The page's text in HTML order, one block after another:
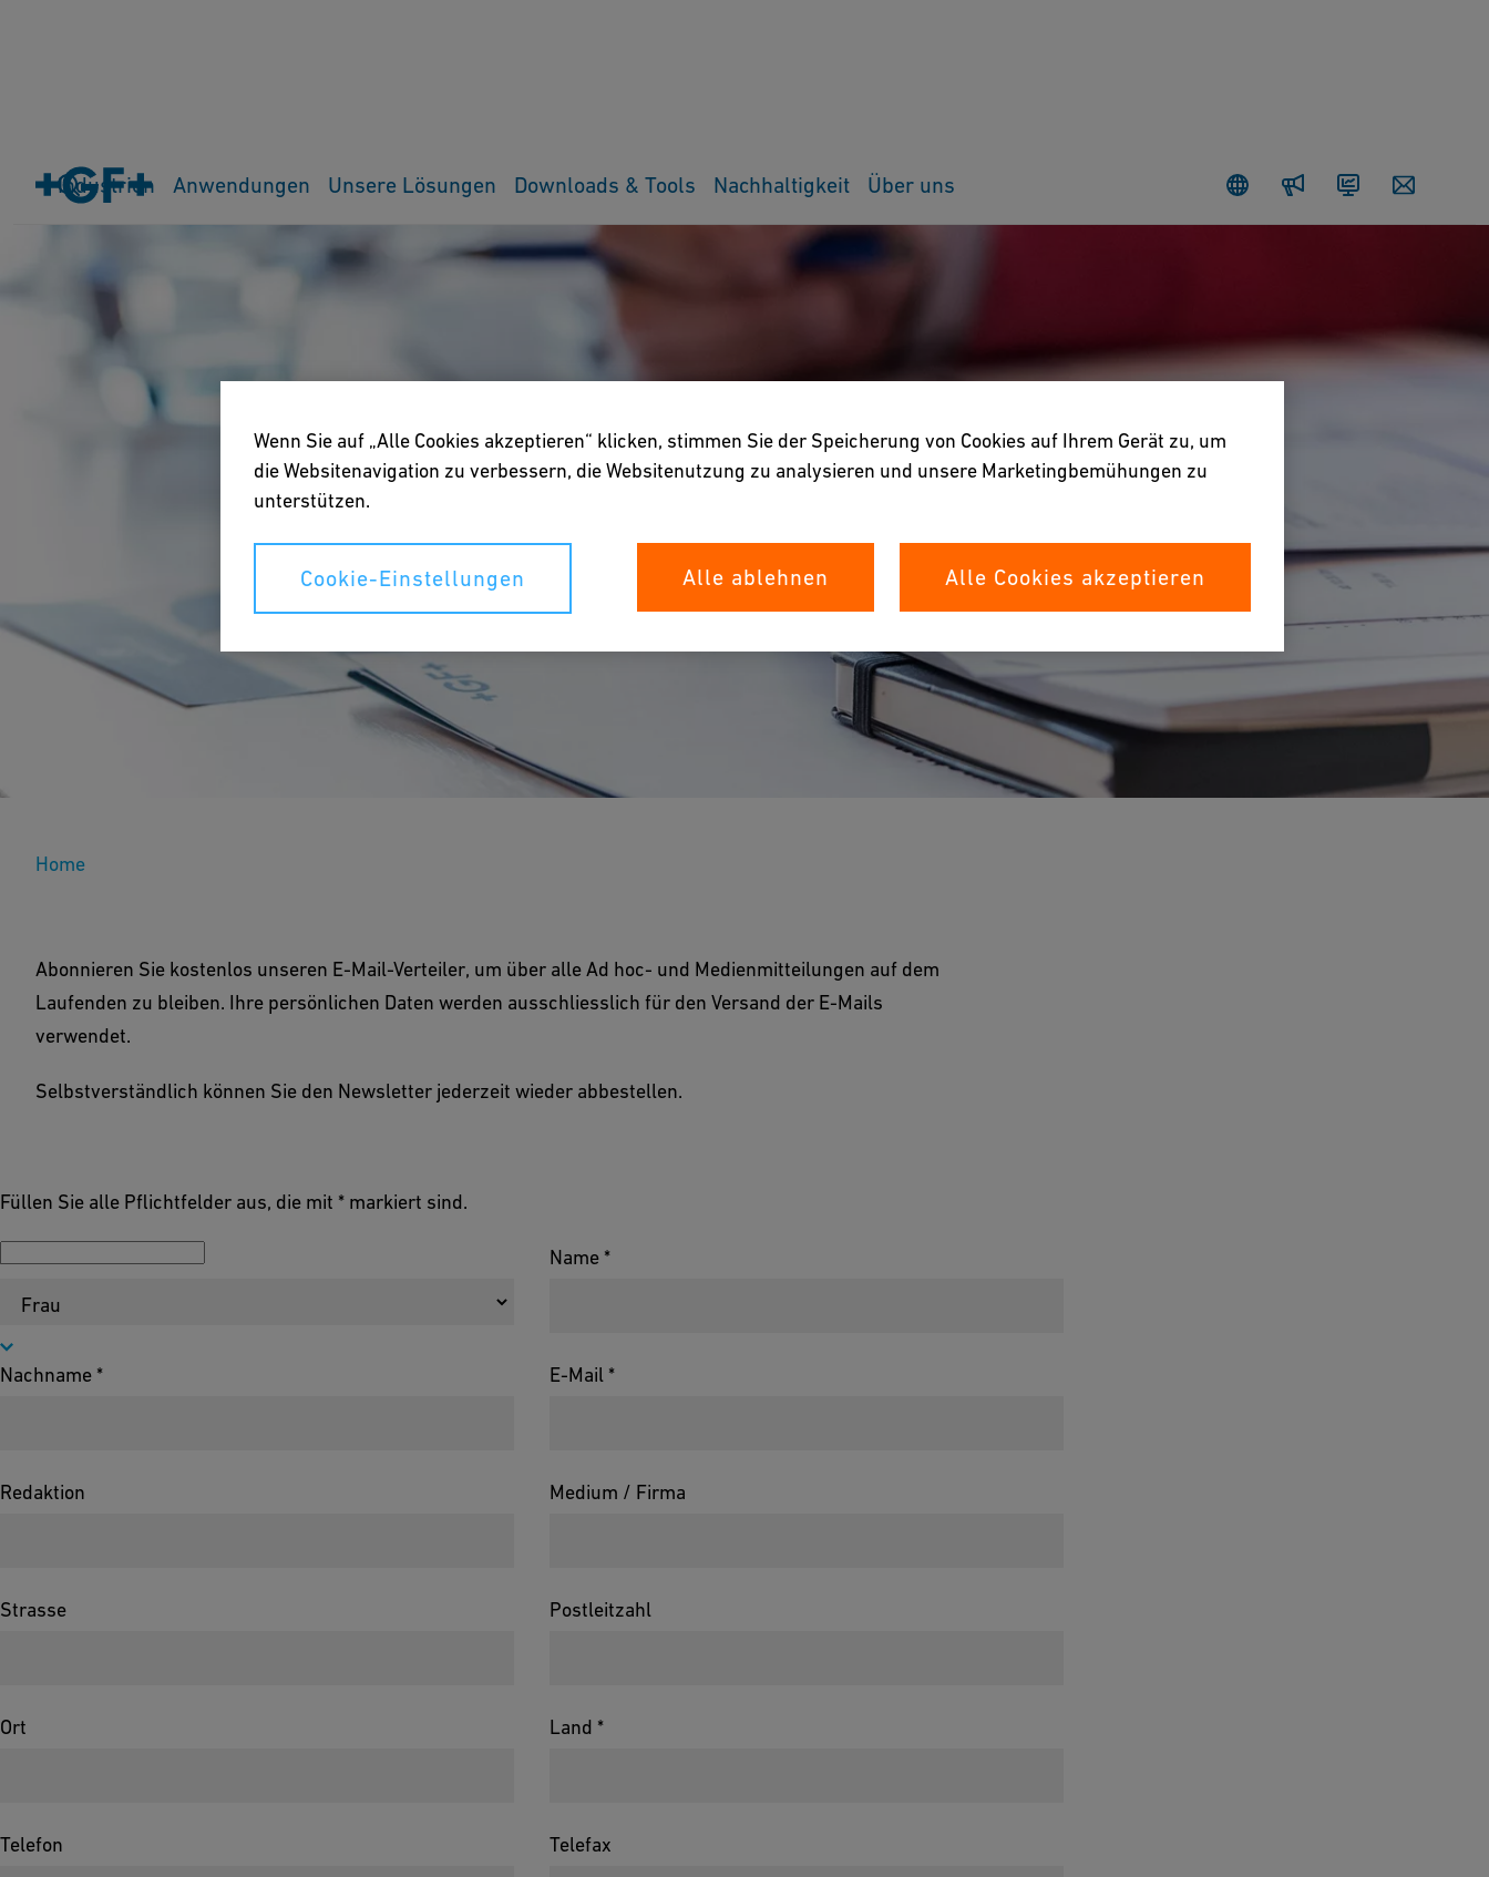
NewsroomInvestoren
Industrien Anwendungen Unsere Lösungen Downloads & Tools Nachhaltigkeit Über uns
Aboservice für Ad hoc- und
Abonnieren Sie kostenlos unseren E-Mail-Verteiler, um über alle Ad hoc- und Medienmitteilungen
auf dem Laufenden zu bleiben.
Home
Abonnieren Sie kostenlos unseren E-Mail-Verteiler, um über alle Ad hoc- und Medienmitteilungen auf dem
Laufenden zu bleiben. Ihre persönlichen Daten werden ausschliesslich für den Versand der E-Mails
verwendet.
Selbstverständlich können Sie den Newsletter jederzeit wieder abbestellen.
Füllen Sie alle Pflichtfelder aus, die mit * markiert sind.
Name *
Nachname * E-Mail *
Redaktion Medium / Firma
Strasse Postleitzahl
Ort Land *
Telefon Telefax
Wenn Sie auf „Alle Cookies akzeptieren“ klicken, stimmen Sie der Speicherung von Cookies auf Ihrem Gerät zu, um
die Websitenavigation zu verbessern, die Websitenutzung zu analysieren und unsere Marketingbemühungen zu
unterstützen.
Cookie-Einstellungen Alle ablehnen Alle Cookies akzeptieren